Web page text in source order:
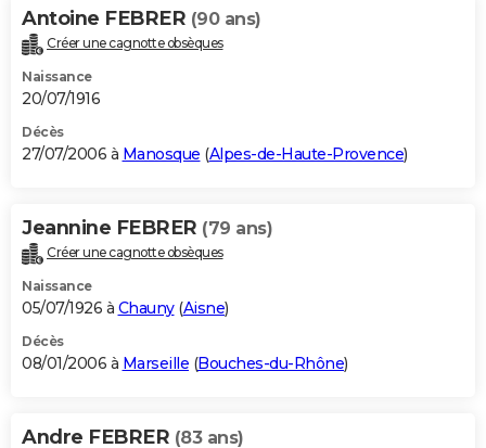
Antoine FEBRER (90 ans)
Créer une cagnotte obsèques
Naissance
20/07/1916
Décès
27/07/2006 à Manosque (Alpes-de-Haute-Provence)
Jeannine FEBRER (79 ans)
Créer une cagnotte obsèques
Naissance
05/07/1926 à Chauny(Aisne)
Décès
08/01/2006 à Marseille (Bouches-du-Rhône)
Andre FEBRER (83 ans)